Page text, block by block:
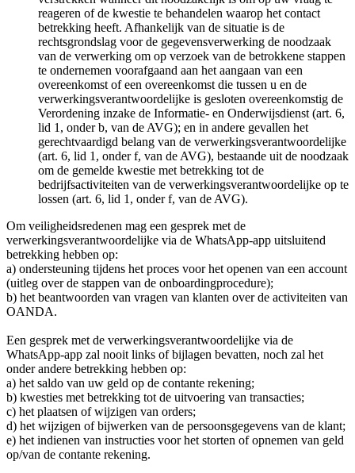
reageren of de kwestie te behandelen waarop het contact
betrekking heeft. Afhankelijk van de situatie is de
rechtsgrondslag voor de gegevensverwerking de noodzaak
van de verwerking om op verzoek van de betrokkene stappen
te ondernemen voorafgaand aan het aangaan van een
overeenkomst of een overeenkomst die tussen u en de
verwerkingsverantwoordelijke is gesloten overeenkomstig de
Verordening inzake de Informatie- en Onderwijsdienst (art. 6,
lid 1, onder b, van de AVG); en in andere gevallen het
gerechtvaardigd belang van de verwerkingsverantwoordelijke
(art. 6, lid 1, onder f, van de AVG), bestaande uit de noodzaak
om de gemelde kwestie met betrekking tot de
bedrijfsactiviteiten van de verwerkingsverantwoordelijke op te
lossen (art. 6, lid 1, onder f, van de AVG).
Om veiligheidsredenen mag een gesprek met de
verwerkingsverantwoordelijke via de WhatsApp-app uitsluitend
betrekking hebben op:
a) ondersteuning tijdens het proces voor het openen van een account
(uitleg over de stappen van de onboardingprocedure);
b) het beantwoorden van vragen van klanten over de activiteiten van
OANDA.
Een gesprek met de verwerkingsverantwoordelijke via de
WhatsApp-app zal nooit links of bijlagen bevatten, noch zal het
onder andere betrekking hebben op:
a) het saldo van uw geld op de contante rekening;
b) kwesties met betrekking tot de uitvoering van transacties;
c) het plaatsen of wijzigen van orders;
d) het wijzigen of bijwerken van de persoonsgegevens van de klant;
e) het indienen van instructies voor het storten of opnemen van geld
op/van de contante rekening.